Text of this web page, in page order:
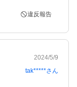
違反報告
2024/5/9
tak*****さん